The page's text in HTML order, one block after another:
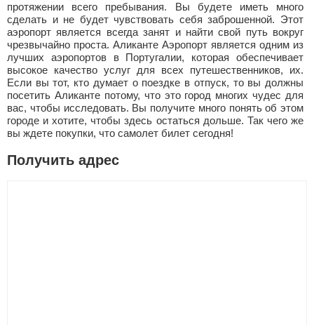
протяжении всего пребывания. Вы будете иметь много
сделать и не будет чувствовать себя заброшенной. Этот
аэропорт является всегда занят и найти свой путь вокруг
чрезвычайно проста. Аликанте Аэропорт является одним из
лучших аэропортов в Португалии, которая обеспечивает
высокое качество услуг для всех путешественников, их.
Если вы тот, кто думает о поездке в отпуск, то вы должны
посетить Аликанте потому, что это город многих чудес для
вас, чтобы исследовать. Вы получите много понять об этом
городе и хотите, чтобы здесь остаться дольше. Так чего же
вы ждете покупки, что самолет билет сегодня!
Получить адрес